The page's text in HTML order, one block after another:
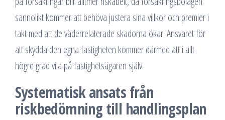
sannolikt kommer att behöva justera sina villkor och premier i
takt med att de väderrelaterade skadorna ökar. Ansvaret för
att skydda den egna fastigheten kommer därmed att i allt
högre grad vila på fastighetsägaren själv.
Systematisk ansats från
riskbedömning till handlingsplan